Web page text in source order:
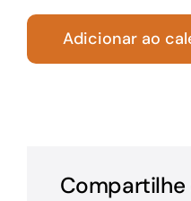
Adicionar ao